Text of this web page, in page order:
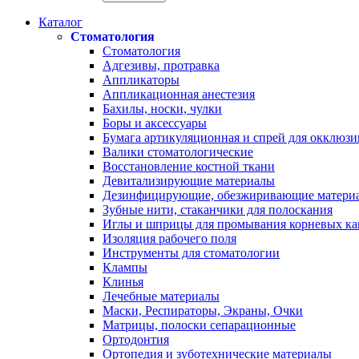
Каталог
Стоматология
Стоматология
Адгезивы, протравка
Аппликаторы
Аппликационная анестезия
Бахилы, носки, чулки
Боры и аксессуары
Бумага артикуляционная и спрей для
Валики стоматологические
Восстановление костной ткани
Девитализирующие материалы
Дезинфицирующие, обезжиривающие
Зубные нити, стаканчики для полоскания
Иглы и шприцы для промывания корневых
Изоляция рабочего поля
Инструменты для стоматологии
Клампы
Клинья
Лечебные материалы
Маски, Респираторы, Экраны, Очки
Матрицы, полоски сепарационные
Ортодонтия
Ортопедия и зуботехнические материалы